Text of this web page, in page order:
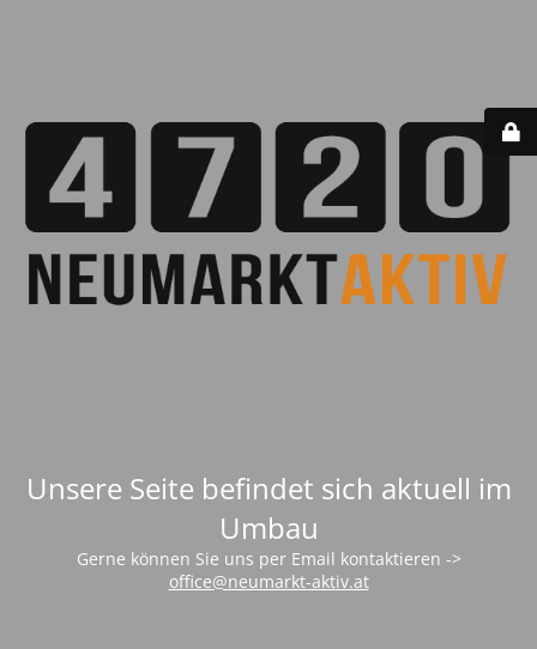
Unsere Seite befindet sich aktuell im
Umbau
Gerne können Sie uns per Email kontaktieren ->
office@neumarkt-aktiv.at